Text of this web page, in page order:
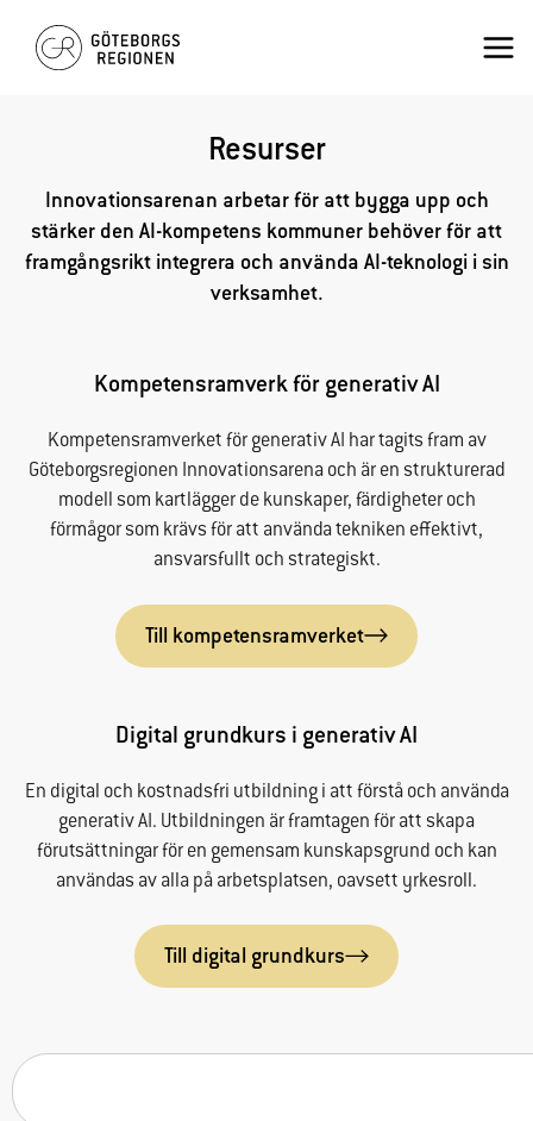
innehåll
Resurser
Innovationsarenan arbetar för att bygga upp och
stärker den AI-kompetens kommuner behöver för att
framgångsrikt integrera och använda AI-teknologi i sin
verksamhet.
Kompetensramverk för generativ AI
Kompetensramverket för generativ AI har tagits fram av
Göteborgsregionen Innovationsarena och är en strukturerad
modell som kartlägger de kunskaper, färdigheter och
förmågor som krävs för att använda tekniken effektivt,
ansvarsfullt och strategiskt.
Till kompetensramverket
Digital grundkurs i generativ AI
En digital och kostnadsfri utbildning i att förstå och använda
generativ AI. Utbildningen är framtagen för att skapa
förutsättningar för en gemensam kunskapsgrund och kan
användas av alla på arbetsplatsen, oavsett yrkesroll.
Till digital grundkurs
Sök
Nödvändiga
Dessa
cookies går
inte att välja
behövs för
att
taget ska